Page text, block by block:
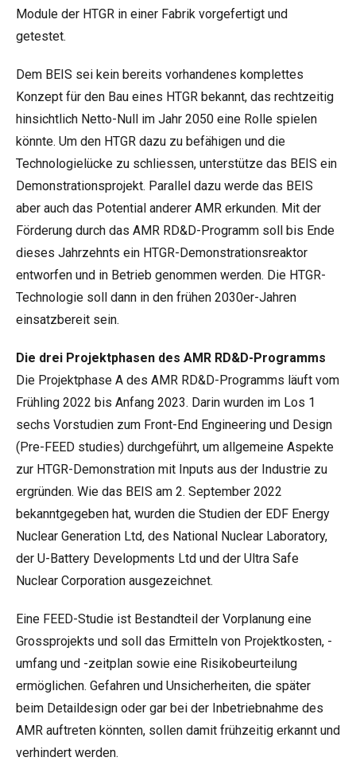
Module der HTGR in einer Fabrik vorgefertigt und
getestet.
Dem BEIS sei kein bereits vorhandenes komplettes
Konzept für den Bau eines HTGR bekannt, das rechtzeitig
hinsichtlich Netto-Null im Jahr 2050 eine Rolle spielen
könnte. Um den HTGR dazu zu befähigen und die
Technologielücke zu schliessen, unterstütze das BEIS ein
Demonstrationsprojekt. Parallel dazu werde das BEIS
aber auch das Potential anderer AMR erkunden. Mit der
Förderung durch das AMR RD&D-Programm soll bis Ende
dieses Jahrzehnts ein HTGR-Demonstrationsreaktor
entworfen und in Betrieb genommen werden. Die HTGR-
Technologie soll dann in den frühen 2030er-Jahren
einsatzbereit sein.
Die drei Projektphasen des AMR RD&D-Programms
Die Projektphase A des AMR RD&D-Programms läuft vom
Frühling 2022 bis Anfang 2023. Darin wurden im Los 1
sechs Vorstudien zum Front-End Engineering und Design
(Pre-FEED studies) durchgeführt, um allgemeine Aspekte
zur HTGR-Demonstration mit Inputs aus der Industrie zu
ergründen. Wie das BEIS am 2. September 2022
bekanntgegeben hat, wurden die Studien der EDF Energy
Nuclear Generation Ltd, des National Nuclear Laboratory,
der U-Battery Developments Ltd und der Ultra Safe
Nuclear Corporation ausgezeichnet.
Eine FEED-Studie ist Bestandteil der Vorplanung eine
Grossprojekts und soll das Ermitteln von Projektkosten, -
umfang und -zeitplan sowie eine Risikobeurteilung
ermöglichen. Gefahren und Unsicherheiten, die später
beim Detaildesign oder gar bei der Inbetriebnahme des
AMR auftreten könnten, sollen damit frühzeitig erkannt und
verhindert werden.